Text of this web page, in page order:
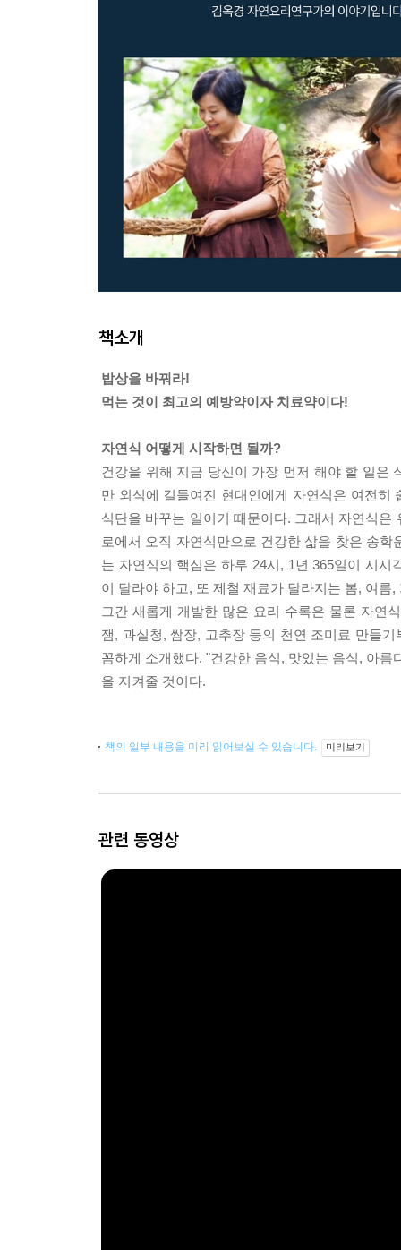
책소개
밥상을 바꿔라!
먹는 것이 최고의 예방약이자 치료약이다!
자연식 어떻게 시작하면 될까?
건강을 위해 지금 당신이 가장 먼저 해야 할 일은
만 외식에 길들여진 현대인에게 자연식은 여전
식단을 바꾸는 일이기 때문이다. 그래서 자연식
로에서 오직 자연식만으로 건강한 삶을 찾은 송
는 자연식의 핵심은 하루 24시, 1년 365일이 시
이 달라야 하고, 또 제철 재료가 달라지는 봄, 여
그간 새롭게 개발한 많은 요리 수록은 물론 자연
잼, 과실청, 쌈장, 고추장 등의 천연 조미료 만들
꼼하게 소개했다. "건강한 음식, 맛있는 음식, 아
을 지켜줄 것이다.
책의 일부 내용을 미리 읽어보실 수 있습니다. 미리보기
관련 동영상